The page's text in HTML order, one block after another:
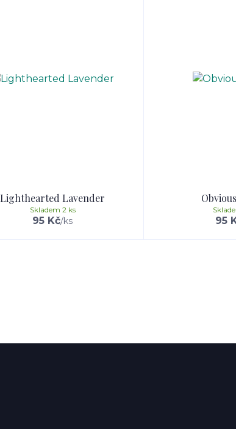
Lighthearted Lavender
95 Kč/ks
Skladem 2 ks
95